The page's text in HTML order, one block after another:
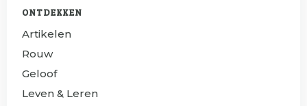
ONTDEKKEN
Artikelen
Rouw
Geloof
Leven & Leren